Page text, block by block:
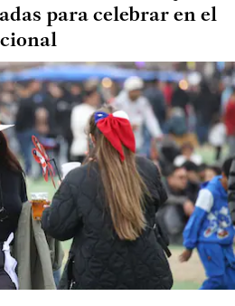
para celebrar en el